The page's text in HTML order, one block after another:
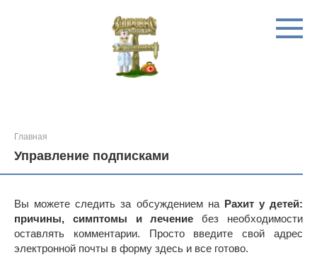
Главная
Управление подписками
Вы можете следить за обсуждением на Рахит у детей:
причины, симптомы и лечение без необходимости
оставлять комментарии. Просто введите свой адрес
электронной почты в форму здесь и все готово.